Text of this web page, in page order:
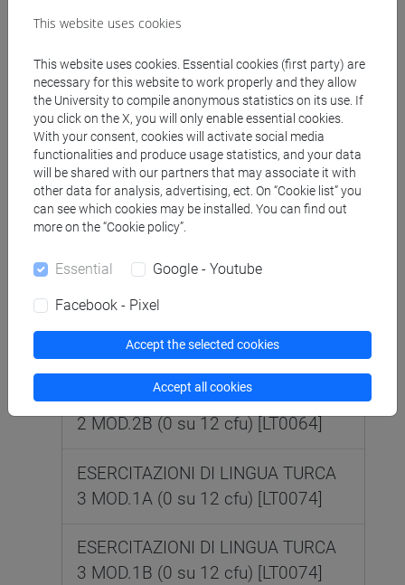
ESERCITAZIONE DI LINGUA TURCA
ESERCITAZIONI DI LINGUA TURCA
1 MOD.1A (0 su 12 cfu) [LT0054]
ESERCITAZIONI DI LINGUA TURCA
1 MOD.1B (0 su 12 cfu) [LT0054]
1 MOD.2B (0 su 12 cfu) [LT0054]
2 MOD.1B (0 su 12 cfu) [LT0064]
ESERCITAZIONI DI LINGUA TURCA
2 MOD.2B (0 su 12 cfu) [LT0064]
ESERCITAZIONI DI LINGUA TURCA
3 MOD.1A (0 su 12 cfu) [LT0074]
ESERCITAZIONI DI LINGUA TURCA
3 MOD.1B (0 su 12 cfu) [LT0074]
This website uses cookies
This website uses cookies. Essential cookies (first party) are
necessary for this website to work properly and they allow
the University to compile anonymous statistics on its use. If
you click on the X, you will only enable essential cookies.
With your consent, cookies will activate social media
functionalities and produce usage statistics, and your data
will be shared with our partners that may associate it with
other data for analysis, advertising, ect. On “Cookie list” you
can see which cookies may be installed. You can find out
more on the “Cookie policy”.
Essential Google - Youtube
Facebook - Pixel
Accept the selected cookies
Accept all cookies